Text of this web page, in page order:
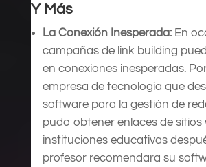
Y Más
La Conexión Inesperada:En
campañas de link building
en conexiones inesperadas.
empresa de tecnología que
software para la gestión de
pudo obtener enlaces de sitios
instituciones educativas
profesor recomendara su